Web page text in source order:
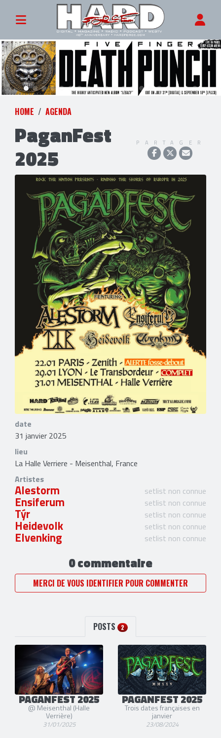
HOME AGENDA
PaganFest
2025
PARTAGER
date
31 janvier 2025
lieu
La Halle Verriere - Meisenthal, France
Artistes
Alestorm setlist non connue
Ensiferum setlist non connue
Týr setlist non connue
Heidevolk setlist non connue
Elvenking setlist non connue
0 commentaire
MERCI DE VOUS IDENTIFIER POUR COMMENTER
POSTS 2
PAGANFEST 2025
@ Meisenthal (Halle
Verrière)
31/01/2025
PAGANFEST 2025
Trois dates françaises en
janvier
23/08/2024